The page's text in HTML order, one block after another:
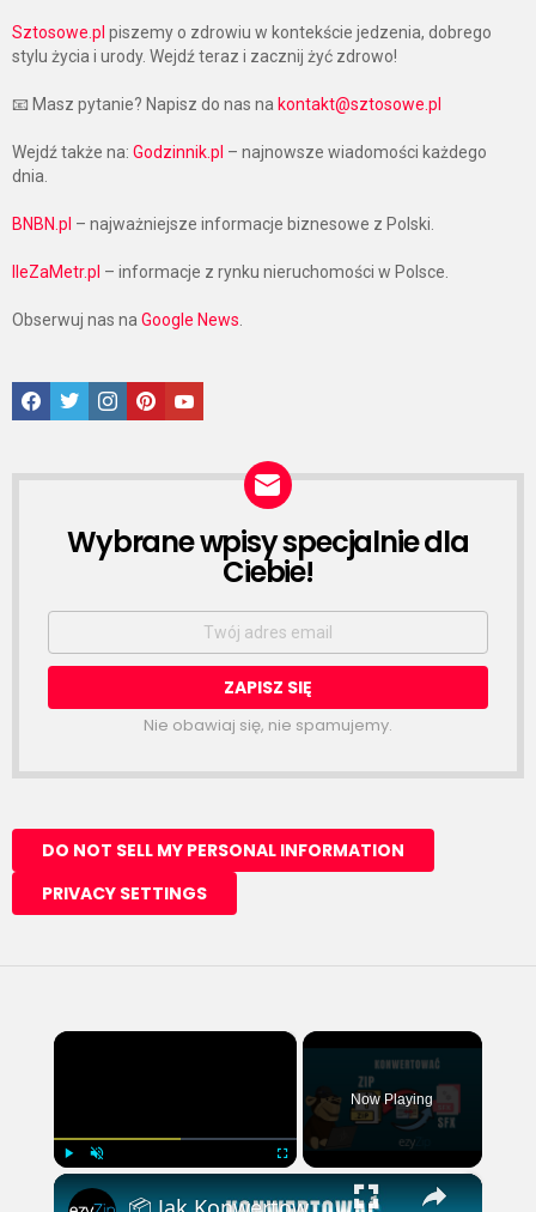
Sztosowe.pl piszemy o zdrowiu w kontekście jedzenia, dobrego
stylu życia i urody. Wejdź teraz i zacznij żyć zdrowo!
📧 Masz pytanie? Napisz do nas na kontakt@sztosowe.pl
Wejdź także na: Godzinnik.pl – najnowsze wiadomości każdego
dnia.
BNBN.pl – najważniejsze informacje biznesowe z Polski.
IleZaMetr.pl – informacje z rynku nieruchomości w Polsce.
Obserwuj nas na Google News
Facebook
TwitterInstagramPinterestGoogle News
NEWSLETTER
Wybrane wpisy specjalnie dla
Ciebie!
Email
Nie obawiaj się, nie spamujemy.
×
Now Playing
×